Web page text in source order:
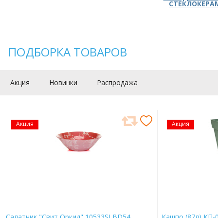
ПОДБОРКА ТОВАРОВ
Акция Новинки Распродажа
Акция Акция